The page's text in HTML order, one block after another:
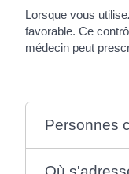
Lorsque vous
favorable. Ce
médecin peut
Personnes